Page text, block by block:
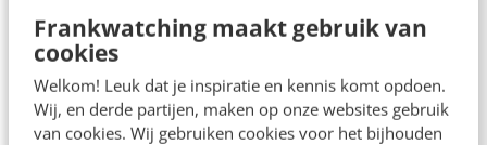
Frankwatching maakt gebruik van
cookies
Welkom! Leuk dat je inspiratie en kennis komt opdoen.
Wij, en derde partijen, maken op onze websites gebruik
van cookies. Wij gebruiken cookies voor het bijhouden
Minimaliseren
Uite
raar